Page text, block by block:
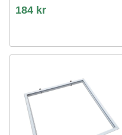
kant
184 kr